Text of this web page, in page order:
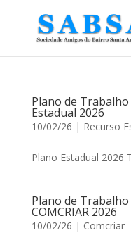
Plano de
Estadual 2026
10/02/26 | Recurso
Plano Estadual 2026
Plano de
COMCRIAR 2026
10/02/26 | Comcriar